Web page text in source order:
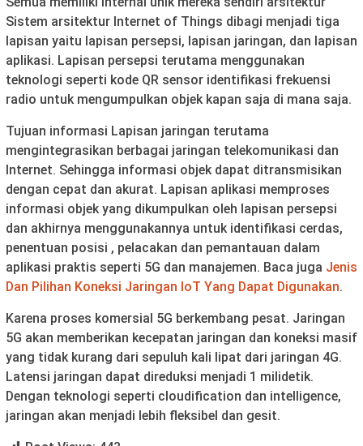
Sistem arsitektur Internet of Things dibagi menjadi tiga
lapisan yaitu lapisan persepsi, lapisan jaringan, dan lapisan
aplikasi. Lapisan persepsi terutama menggunakan
teknologi seperti kode QR sensor identifikasi frekuensi
radio untuk mengumpulkan objek kapan saja di mana saja.
Tujuan informasi Lapisan jaringan terutama
mengintegrasikan berbagai jaringan telekomunikasi dan
Internet. Sehingga informasi objek dapat ditransmisikan
dengan cepat dan akurat. Lapisan aplikasi memproses
informasi objek yang dikumpulkan oleh lapisan persepsi
dan akhirnya menggunakannya untuk identifikasi cerdas,
penentuan posisi , pelacakan dan pemantauan dalam
aplikasi praktis seperti 5G dan manajemen. Baca juga Jenis
Dan Pilihan Koneksi Jaringan IoT Yang Dapat Digunakan.
Karena proses komersial 5G berkembang pesat. Jaringan
5G akan memberikan kecepatan jaringan dan koneksi masif
yang tidak kurang dari sepuluh kali lipat dari jaringan 4G.
Latensi jaringan dapat direduksi menjadi 1 milidetik.
Dengan teknologi seperti cloudification dan intelligence,
jaringan akan menjadi lebih fleksibel dan gesit.